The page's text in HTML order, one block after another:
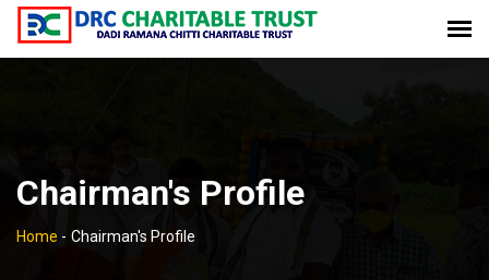
Chairman's Profile
Home - Chairman's Profile